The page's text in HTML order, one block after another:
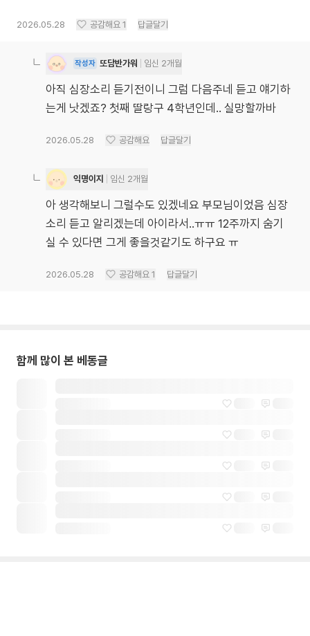
2026.05.28 공감해요 1 답글달기
작성자 또담반가워 임신 2개월
아직 심장소리 듣기전이니 그럼 다음주네 듣고 얘기하
는게 낫겠죠? 첫째 딸랑구 4학년인데.. 실망할까바
2026.05.28 공감해요 답글달기
익명이지 임신 2개월
아 생각해보니 그럴수도 있겠네요 부모님이었음 심장
소리 듣고 알리겠는데 아이라서..ㅠㅠ 12주까지 숨기
실 수 있다면 그게 좋을것같기도 하구요 ㅠ
2026.05.28 공감해요 1 답글달기
함께 많이 본 베동글